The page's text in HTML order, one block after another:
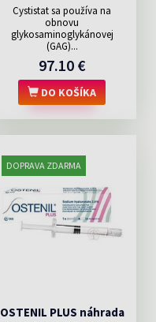
Cystistat sa používa na
obnovu
glykosaminoglykánovej
(GAG)...
97.10 €
DO KOŠÍKA
DOPRAVA ZDARMA
OSTENIL PLUS náhrada